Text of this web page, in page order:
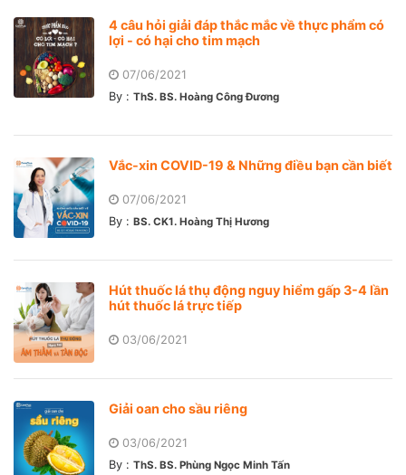
4 câu hỏi giải đáp thắc mắc về thực phẩm có
lợi - có hại cho tim mạch
07/06/2021
By : ThS. BS. Hoàng Công Đương
Vắc-xin COVID-19 & Những điều bạn cần biết
07/06/2021
By : BS. CK1. Hoàng Thị Hương
Hút thuốc lá thụ động nguy hiểm gấp 3-4 lần
hút thuốc lá trực tiếp
03/06/2021
Giải oan cho sầu riêng
03/06/2021
By : ThS. BS. Phùng Ngọc Minh Tấn